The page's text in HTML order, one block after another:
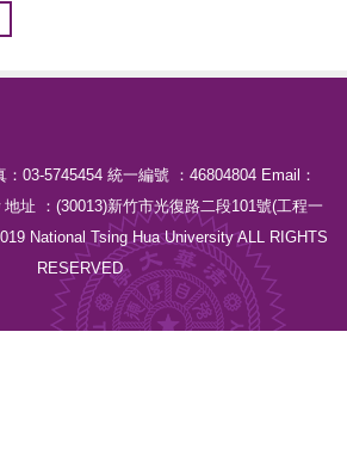
03-5745454 統一編號 ：46804804 Email：
址 ：(30013)新竹市光復路二段101號(工程一
National Tsing Hua University ALL RIGHTS
RESERVED